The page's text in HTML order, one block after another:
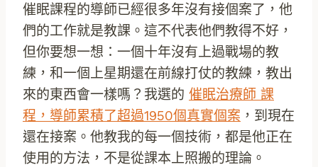
催眠課程的導師已經很多年沒有接個案了，他
們的工作就是教課。這不代表他們教得不好，
但你要想一想：一個十年沒有上過戰場的教
練，和一個上星期還在前線打仗的教練，教出
來的東西會一樣嗎？我選的 催眠治療師 課
程，導師累積了超過1950個真實個案 ，到現在
還在接案。他教我的每一個技術，都是他正在
使用的方法，不是從課本上照搬的理論。